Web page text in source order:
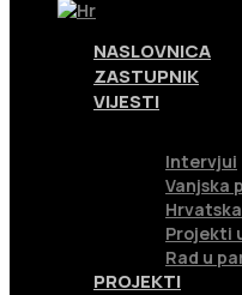
NASLOVNICA
ZASTUPNIK
VIJESTI
Intervjui
Vanjska
Projekti
Rad u
PROJEKTI